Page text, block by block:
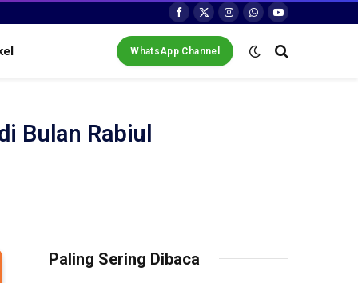
Facebook
X
(Twitter)
Instagram
WhatsApp
YouTube
WhatsApp Channel
Bulan Rabiul
Paling Sering Dibaca